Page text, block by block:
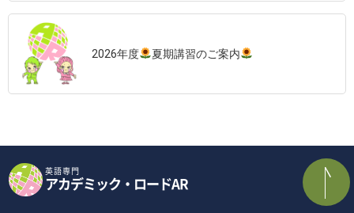
2026年度 夏期講習のご案内
英語専門
アカデミック・ロードAR